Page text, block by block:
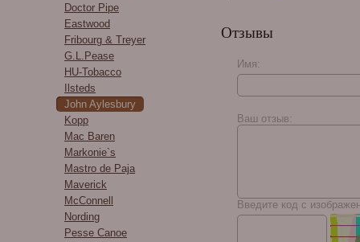
Doctor Pipe
Eastwood
Fribourg & Treyer
G.L.Pease
HU-Tobacco
Ilsteds
John Aylesbury
Kopp
Mac Baren
Markonie`s
Mastro de Paja
Maverick
McConnell
Nording
Pesse Canoe
Отзывы
Имя:
Ваш отзыв:
Введите код с